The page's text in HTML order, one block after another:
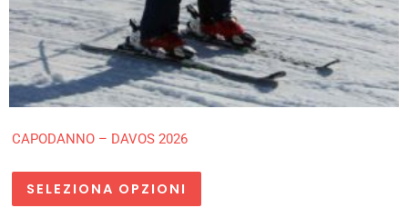
CAPODANNO – DAVOS 2026
SELEZIONA OPZIONI
del
prodotto
del
prodotto